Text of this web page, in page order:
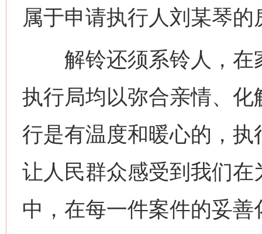
属于申请执行人刘某琴的
解铃还须系铃人，在
执行局均以弥合亲情、
行是有温度和暖心的，
让人民群众感受到我们
中，在每一件案件的妥